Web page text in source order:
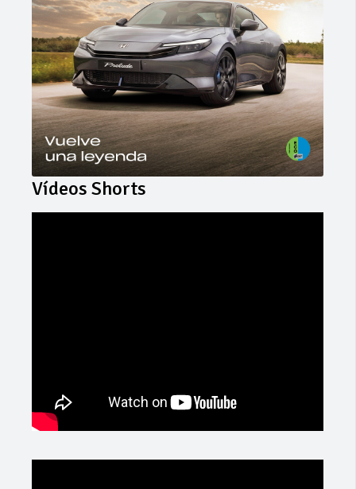
Vídeos Shorts